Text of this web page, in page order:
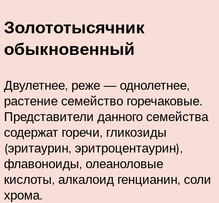
Золототысячник
обыкновенный
Двулетнее, реже — однолетнее,
растение семейство горечаковые.
Представители данного семейства
содержат горечи, гликозиды
(эритаурин, эритроцентаурин),
флавоноиды, олеаноловые
кислоты, алкалоид генцианин, соли
хрома.